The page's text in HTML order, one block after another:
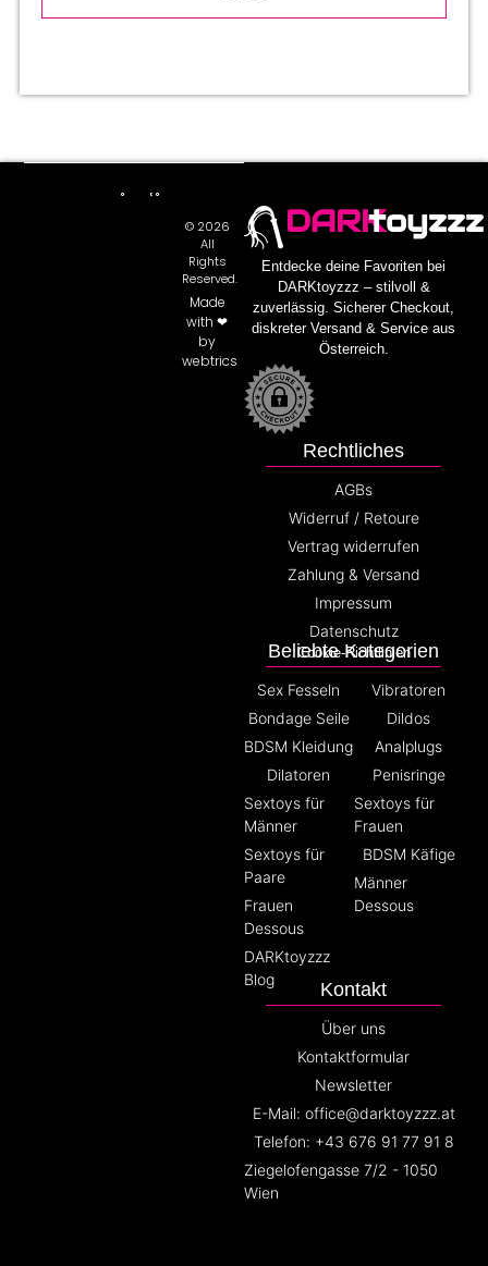
DARKtoyzzz
Entdecke deine Favoriten bei
DARKtoyzzz – stilvoll &
zuverlässig. Sicherer Checkout,
diskreter Versand & Service aus
Österreich.
Beliebte Kategorien
Sex Fesseln
Bondage Seile
BDSM Kleidung
Dilatoren
Sextoys für
Männer
Sextoys für
Paare
Frauen
Dessous
DARKtoyzzz
Blog
Vibratoren
Dildos
Analplugs
Penisringe
Sextoys für
Frauen
BDSM Käfige
Männer
Dessous
Rechtliches
AGBs
Widerruf / Retoure
Vertrag widerrufen
Zahlung & Versand
Impressum
Datenschutz
Cookie-Richtlinien
Kontakt
Über uns
Kontaktformular
Newsletter
E-Mail: office@darktoyzzz.at
Telefon: +43 676 91 77 91 8
Ziegelofengasse 7/2 - 1050
Wien
© 2026
All
Rights
Reserved.
Made
with ❤
by
webtrics